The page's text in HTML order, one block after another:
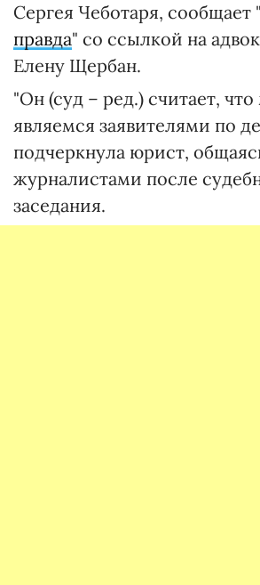
Сергея Чеботаря, сообщает "
правда" со ссылкой на
Елену Щербан.
"Он (суд – ред.) считает,
являемся заявителями по
подчеркнула юрист,
журналистами после
заседания.